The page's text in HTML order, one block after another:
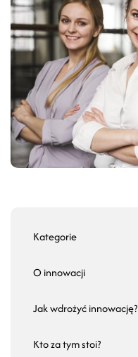
Kategorie
O innowacji
Jak wdrożyć innowację?
Kto za tym stoi?